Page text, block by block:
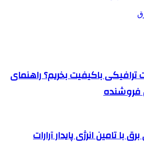
ترافیکی باکیفیت بخریم؟ راهنمای
فروشنده
با تامین انرژی پایدار آرارات